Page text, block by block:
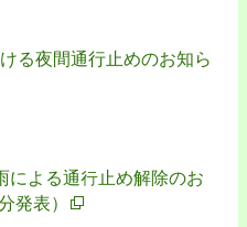
る夜間通行止めのお知ら
による通行止め解除のお
発表）